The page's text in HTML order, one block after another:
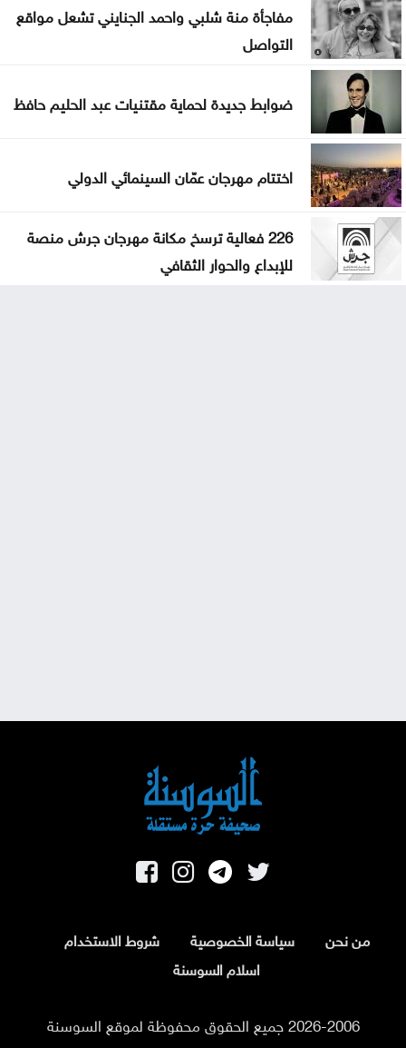
مفاجأة منة شلبي واحمد الجنايني تشعل مواقع
التواصل
ضوابط جديدة لحماية مقتنيات عبد الحليم حافظ
اختتام مهرجان عمّان السينمائي الدولي
226 فعالية ترسخ مكانة مهرجان جرش منصة
للإبداع والحوار الثقافي
من نحن سياسة الخصوصية
شروط الاستخدام
اسلام السوسنة
2026-2006 جميع الحقوق محفوظة لموقع السوسنة